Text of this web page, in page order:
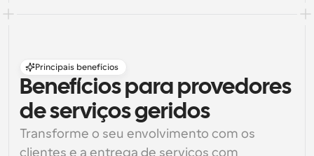
Principais benefícios
Benefícios para provedores
de serviços geridos
Transforme o seu envolvimento com os
clientes e a entrega de serviços com